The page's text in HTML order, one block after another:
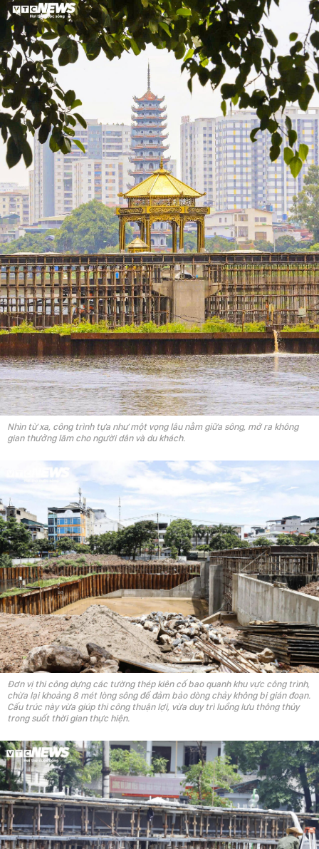
Nhìn từ xa, công trình tựa như một vọng lâu nằm giữa sông, mở ra không
gian thưởng lãm cho người dân và du khách.
Đơn vị thi công dựng các tường thép kiên cố bao quanh khu vực công trình,
chừa lại khoảng 8 mét lòng sông để đảm bảo dòng chảy không bị gián đoạn.
Cấu trúc này vừa giúp thi công thuận lợi, vừa duy trì luồng lưu thông thủy
trong suốt thời gian thực hiện.